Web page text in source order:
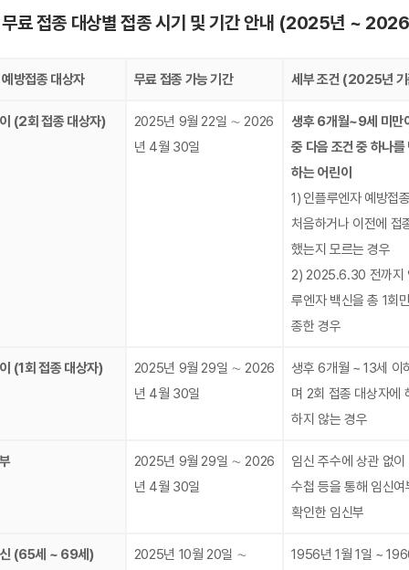
료 접종 대상별 접종 시기 및 기간 안내 (2025년 ~
방접종 대상자 무료 접종 가능 기간 세부 조건 (2025년
(2회 접종 대상자)
2025년 9월 22일 ∼ 2026
년 4월 30일
생후 6개월~9세 미만
중 다음 조건 중 하나를
하는 어린이
1) 인플루엔자 예방접
처음하거나 이전에 접
했는지 모르는 경우
2) 2025.6.30 전까지
루엔자 백신을 총 1회
종한 경우
(1회 접종 대상자)
2025년 9월 29일 ∼ 2026
년 4월 30일
생후 6개월 ~ 13세 이
며 2회 접종 대상자에
하지 않는 경우
2025년 9월 29일 ∼ 2026
년 4월 30일
임신 주수에 상관 없이
수첩 등을 통해 임신여
확인한 임신부
(65세 ~ 69세)
2025년 10월 20일 ∼
1956년 1월 1일 ~